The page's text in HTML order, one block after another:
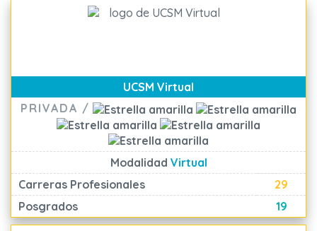
UCSM Virtual
PRIVADA /
Modalidad Virtual
Carreras Profesionales
29
Posgrados
19